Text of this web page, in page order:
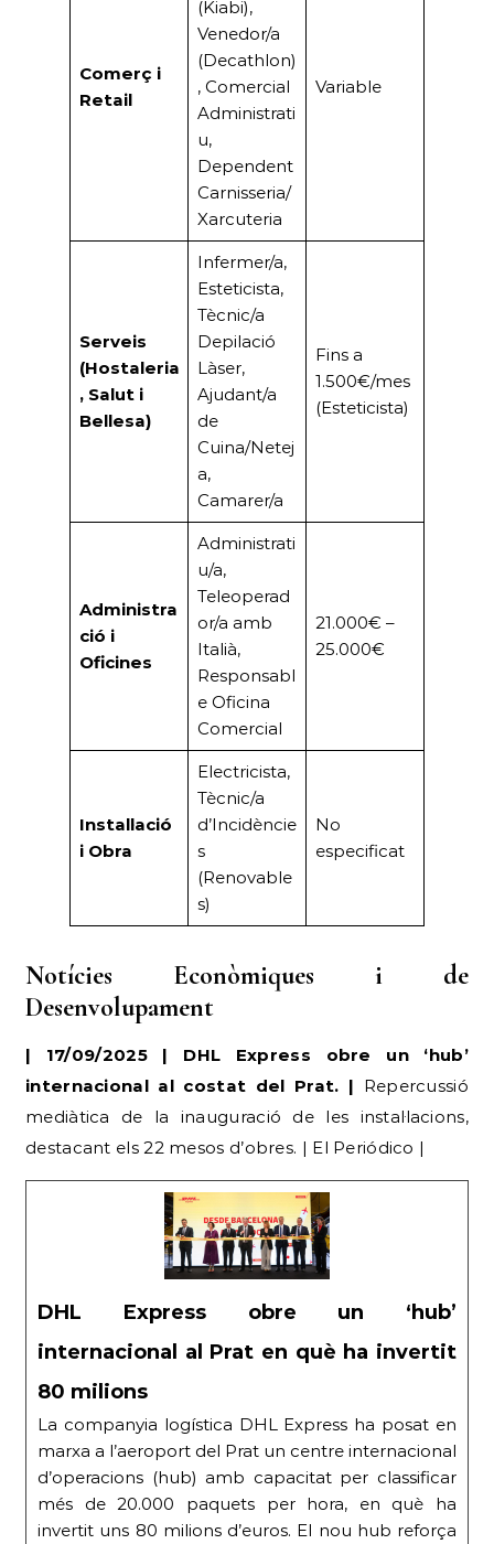
Comerç i
Retail
(Kiabi),
Venedor/a
(Decathlon)
, Comercial
Administrati
u,
Dependent
Carnisseria/
Xarcuteria
Variable
Serveis
(Hostaleria
, Salut i
Bellesa)
Infermer/a,
Esteticista,
Tècnic/a
Depilació
Làser,
Ajudant/a
de
Cuina/Netej
a,
Camarer/a
Fins a
1.500€/mes
(Esteticista)
Administra
ció i
Oficines
Administrati
u/a,
Teleoperad
or/a amb
Italià,
Responsabl
e Oficina
Comercial
21.000€ –
25.000€
Instal·lació
i Obra
Electricista,
Tècnic/a
d’Incidèncie
s
(Renovable
s)
No
especificat
Notícies Econòmiques i de
Desenvolupament
| 17/09/2025 | DHL Express obre un ‘hub’
internacional al costat del Prat. | Repercussió
mediàtica de la inauguració de les instal·lacions,
destacant els 22 mesos d’obres. | El Periódico |
DHL Express obre un ‘hub’
internacional al Prat en què ha invertit
80 milions
La companyia logística DHL Express ha posat en
marxa a l’aeroport del Prat un centre internacional
d’operacions (hub) amb capacitat per classificar
més de 20.000 paquets per hora, en què ha
invertit uns 80 milions d’euros. El nou hub reforça